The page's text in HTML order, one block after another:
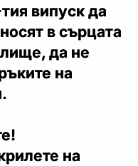
випуск да
в сърцата
да не
на
на